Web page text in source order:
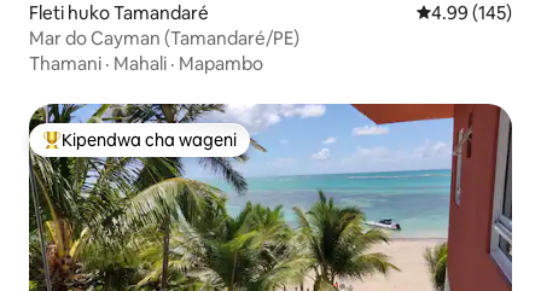
Fleti huko Tamandaré Ukadiriaji wa
4.99 (145)
Mar do Cayman (Tamandaré/PE)
Thamani · Mahali · Mapambo
Kipendwa maarufu cha wageni
Kipendwa cha wageni